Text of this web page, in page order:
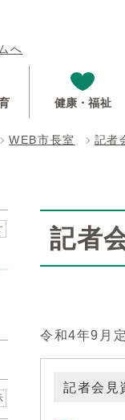
へ
健康・福祉
WEB市長室 記者
記者
令和4年9月
記者会見